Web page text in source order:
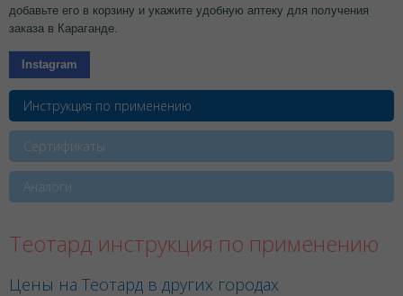
добавьте его в корзину и укажите удобную аптеку для получения
заказа в Караганде.
Instagram
Инструкция по применению
Сертификаты
Аналоги
Теотард инструкция по применению
Цены на Теотард в других городах